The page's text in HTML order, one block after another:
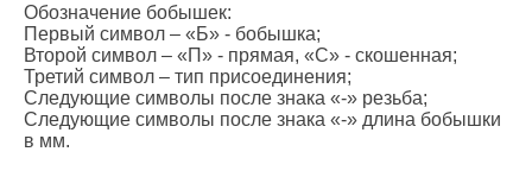
Обозначение бобышек:
Первый символ – «Б» - бобышка;
Второй символ – «П» - прямая, «С» - скошенная;
Третий символ – тип присоединения;
Следующие символы после знака «-» резьба;
Следующие символы после знака «-» длина бобышки
в мм.